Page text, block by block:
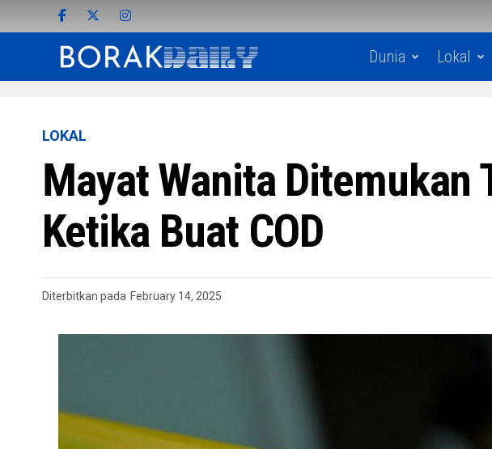
Dunia Lokal
LOKAL
Mayat Wanita Ditemukan
Ketika Buat COD
Diterbitkan pada February 14, 2025